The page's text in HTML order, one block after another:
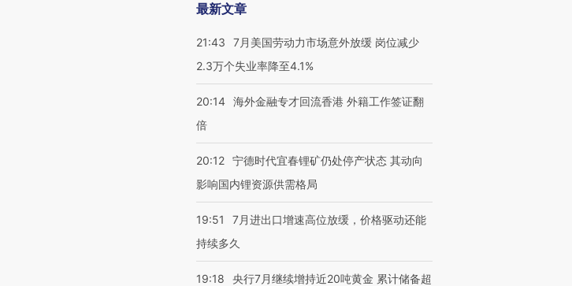
最新文章
21:43
7月美国劳动力市场意外放缓 岗位减少
2.3万个失业率降至4.1%
20:14 海外金融专才回流香港 外籍工作签证翻
倍
20:12 宁德时代宜春锂矿仍处停产状态 其动向
影响国内锂资源供需格局
19:51
7月进出口增速高位放缓，价格驱动还能
持续多久
19:18
央行7月继续增持近20吨黄金 累计储备超